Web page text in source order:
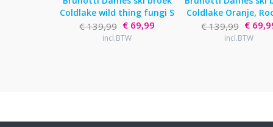
Coldlake wild thing fungi S
€ 139,99 € 69,99
incl.BTW
Coldlake Oranje,
€ 139,99 €
incl.BTW